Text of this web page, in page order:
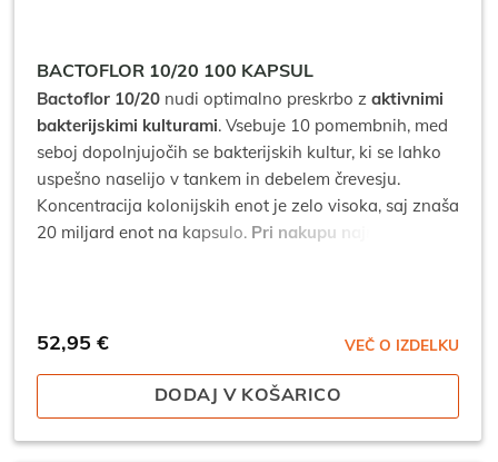
BACTOFLOR 10/20 100 KAPSUL
Bactoflor 10/20nudi optimalno preskrbo z aktivnimi
bakterijskimi kulturami. Vsebuje 10 pomembnih, med
seboj dopolnjujočih se bakterijskih kultur, ki se lahko
uspešno naselijo v tankem in debelem črevesju.
Koncentracija kolonijskih enot je zelo visoka, saj znaša
20 miljard enot na kapsulo. Pri nakupu najmanj 3
52,95 € VEČ O IZDELKU
DODAJ V KOŠARICO